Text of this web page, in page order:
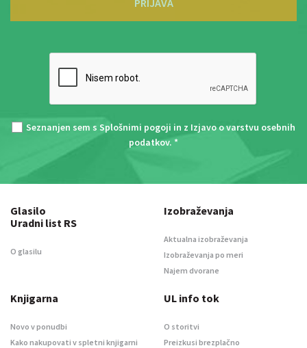
PRIJAVA
Seznanjen sem s Splošnimi pogoji in z Izjavo o varstvu osebnih
podatkov. *
Glasilo
Uradni list RS
O glasilu
Izobraževanja
Aktualna izobraževanja
Izobraževanja po meri
Najem dvorane
Knjigarna
Novo v ponudbi
Kako nakupovati v spletni knjigarni
UL info tok
O storitvi
Preizkusi brezplačno